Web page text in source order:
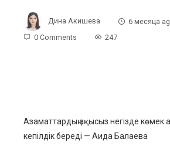
Дина Акишева
6 месяца
0 Comments
247
Азаматтардың ақысыз негізде көмек
кепілдік береді — Аида Балаева